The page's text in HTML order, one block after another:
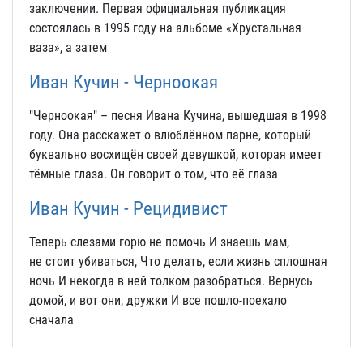
заключении. Первая официальная публикация
состоялась в 1995 году на альбоме «Хрустальная
ваза», а затем
Иван Кучин - Черноокая
"Черноокая" – песня Ивана Кучина, вышедшая в 1998
году. Она расскажет о влюблённом парне, который
буквально восхищён своей девушкой, которая имеет
тёмные глаза. Он говорит о том, что её глаза
Иван Кучин - Рецидивист
Теперь слезами горю не помочь И знаешь мам,
не стоит убиваться, Что делать, если жизнь сплошная
ночь И некогда в ней толком разобраться. Вернусь
домой, и вот они, дружки И все пошло-поехало
сначала